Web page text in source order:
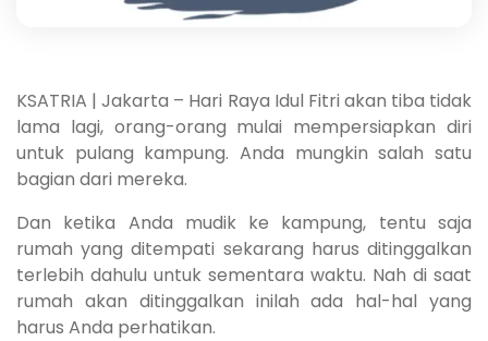
KSATRIA | Jakarta – Hari Raya Idul Fitri akan tiba tidak
lama lagi, orang-orang mulai mempersiapkan diri
untuk pulang kampung. Anda mungkin salah satu
bagian dari mereka.
Dan ketika Anda mudik ke kampung, tentu saja
rumah yang ditempati sekarang harus ditinggalkan
terlebih dahulu untuk sementara waktu. Nah di saat
rumah akan ditinggalkan inilah ada hal-hal yang
harus Anda perhatikan.